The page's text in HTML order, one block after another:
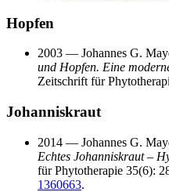
Hopfen
2003 — Johannes G.
und Hopfen. Eine
Zeitschrift für
Johanniskraut
2014 — Johannes G.
Echtes Johanniskraut –
für Phytotherapie 35(6):
1360663.